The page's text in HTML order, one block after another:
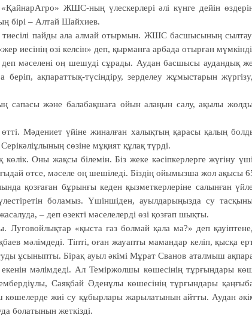
ЖШС-ның үлескерлері әлі күнге дейін
бірі – Алтай Шайхиев.
тиесілі пайды ала алмай отырмын. ЖШС басшысының
иесінің өзі келсін» деп, қырманға арбада отырған
деп мәселені оң шешуді сұрады. Аудан басшысы аудандық
ақпараттық-түсіндіру, зерделеу жұмыстарын
сапасы және балабақшаға ойын алаңын салу, ақылы
Мәдениет үйіне жиналған халықтың қарасы қалың
сөзіне мұқият құлақ түрді.
Оны жақсы білемін. Біз жеке кәсіпкерлерге жүгіну
өтсе, мәселе оң шешіледі. Біздің ойымызша жол ақысы
қозғаған бұрынғы кеден қызметкерлеріне салынған
боламыз. Үшіншіден, ауылдарыңызда су
– деп өзекті мәселелерді өзі қозғап шықты.
Луго­вой­лықтар «қыста газ болмай қала ма?» деп
мәлімдеді. Тіпті, оған жауапты мамандар келіп, қысқа
ұсыныпты. Бірақ ауыл әкімі Мұрат Сванов аталмыш
мәлімдеді. Ал Теміржолшы көшесінің тұрғындары
Саяқбай Әденұлы көшесінің тұрғындары
көшелерде жиі су құбыр­лары жарылатынын айтты. Аудан
бола­тынын жеткізді.